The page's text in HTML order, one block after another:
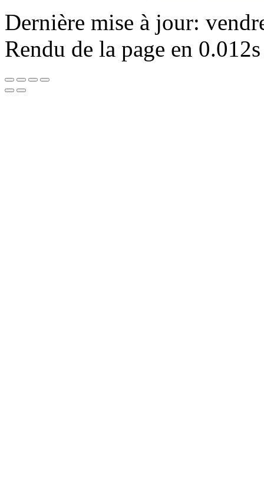
Dernière mise à jour:
Rendu de la page en 0.012s